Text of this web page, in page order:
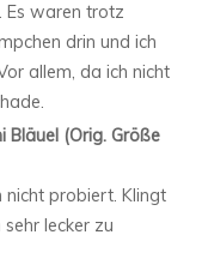
Es waren trotz
drin und ich
allem, da ich nicht
Bläuel (Orig. Größe
nicht probiert. Klingt
lecker zu